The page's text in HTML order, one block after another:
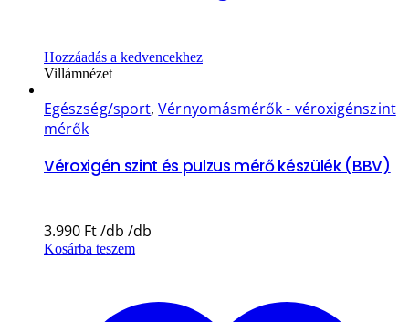
Hozzáadás a kedvencekhez
Villámnézet
Egészség/sport,Vérnyomásmérők - véroxigénszint
mérők
Véroxigén szint és pulzus mérő készülék (BBV)
3.990 Ft
Kosárba teszem